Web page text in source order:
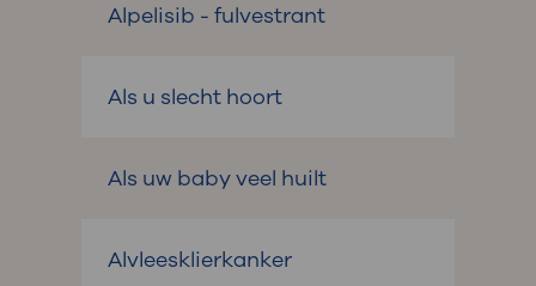
Alpelisib - fulvestrant
Als u slecht hoort
Als uw baby veel huilt
Alvleesklierkanker